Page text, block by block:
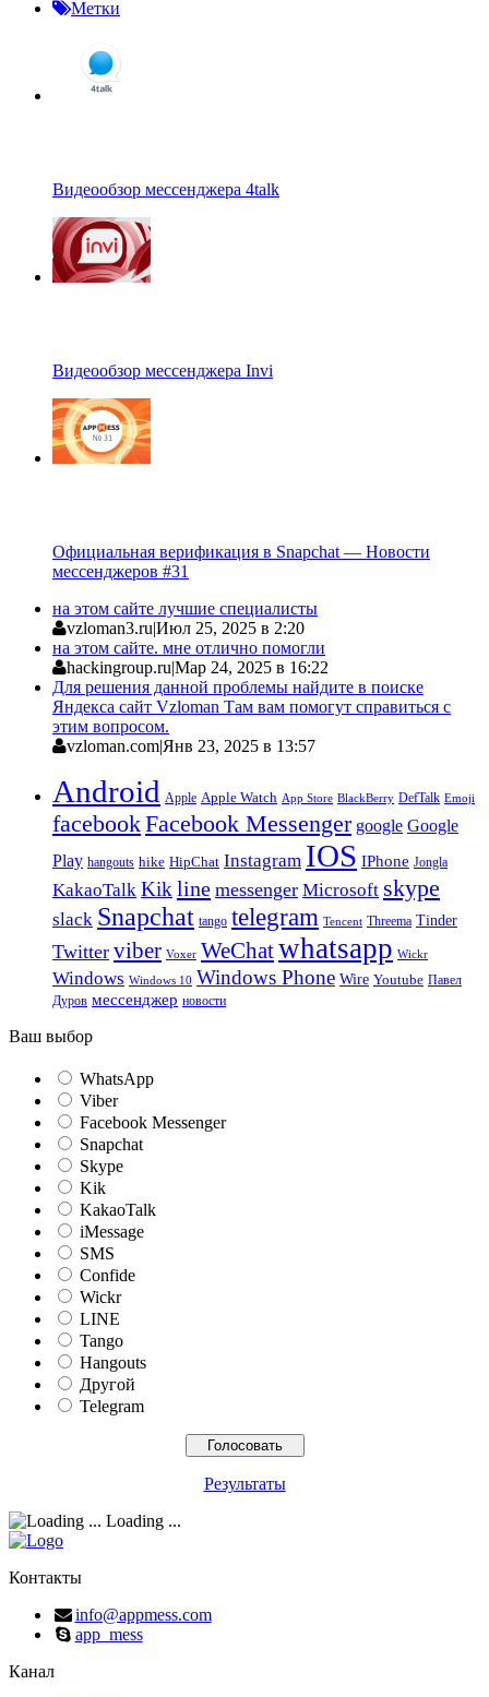
Метки
Видеообзор мессенджера 4talk
Видеообзор мессенджера Invi
Официальная верификация в Snapchat — Новости
мессенджеров #31
на этом сайте лучшие специалисты
vzloman3.ru|Июл 25, 2025 в 2:20
на этом сайте. мне отлично помогли
hackingroup.ru|Мар 24, 2025 в 16:22
Для решения данной проблемы найдите в поиске
Яндекса сайт Vzloman Там вам помогут справиться с
этим вопросом.
vzloman.com|Янв 23, 2025 в 13:57
Android Apple Apple Watch App Store BlackBerry DefTalk Emoji
facebookFacebook Messenger google Google
Play hangouts hike HipChat Instagram IOS IPhone Jongla
KakaoTalk Kik line messenger Microsoft skype
slack Snapchat tango telegram Tencent Threema Tinder
Twitter viber Voxer WeChatwhatsapp Wickr
Windows Windows 10 Windows Phone Wire Youtube Павел
Дуров мессенджер новости
Ваш выбор
WhatsApp
Viber
Facebook Messenger
Snapchat
Skype
Kik
KakaoTalk
iMessage
SMS
Confide
Wickr
LINE
Tango
Hangouts
Другой
Telegram
Результаты
Loading ...
Контакты
info@appmess.com
app_mess
Канал